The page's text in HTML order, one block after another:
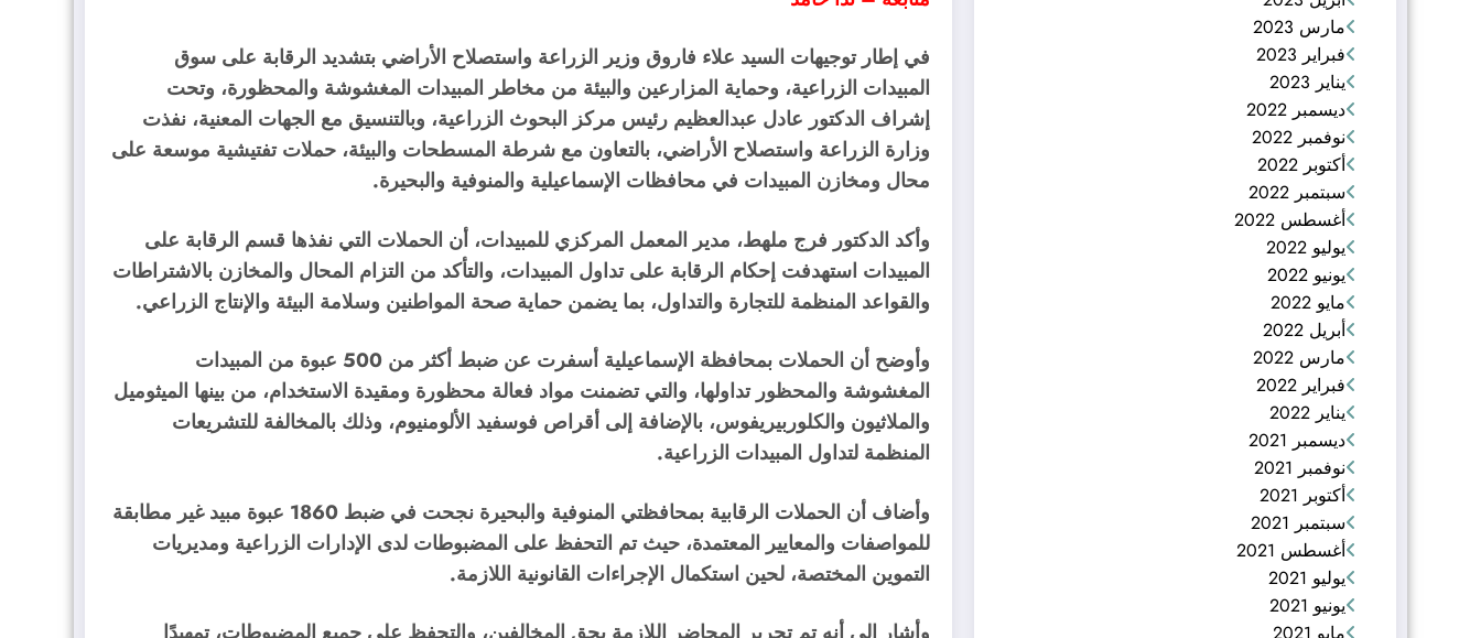
مارس 2023
فبراير 2023
يناير 2023
ديسمبر 2022
نوفمبر 2022
أكتوبر 2022
سبتمبر 2022
أغسطس 2022
يوليو 2022
يونيو 2022
مايو 2022
أبريل 2022
مارس 2022
فبراير 2022
يناير 2022
ديسمبر 2021
نوفمبر 2021
أكتوبر 2021
سبتمبر 2021
أغسطس 2021
يوليو 2021
يونيو 2021
في إطار توجيهات السيد علاء فاروق وزير الزراعة واستصلاح الأراضي بتشديد الرقابة على سوق
المبيدات الزراعية، وحماية المزارعين والبيئة من مخاطر المبيدات المغشوشة والمحظورة، وتحت
إشراف الدكتور عادل عبدالعظيم رئيس مركز البحوث الزراعية، وبالتنسيق مع الجهات المعنية، نفذت
وزارة الزراعة واستصلاح الأراضي، بالتعاون مع شرطة المسطحات والبيئة، حملات تفتيشية موسعة على
محال ومخازن المبيدات في محافظات الإسماعيلية والمنوفية والبحيرة.
وأكد الدكتور فرج ملهط، مدير المعمل المركزي للمبيدات، أن الحملات التي نفذها قسم الرقابة على
المبيدات استهدفت إحكام الرقابة على تداول المبيدات، والتأكد من التزام المحال والمخازن بالاشتراطات
والقواعد المنظمة للتجارة والتداول، بما يضمن حماية صحة المواطنين وسلامة البيئة والإنتاج الزراعي.
وأوضح أن الحملات بمحافظة الإسماعيلية أسفرت عن ضبط أكثر من 500 عبوة من المبيدات
المغشوشة والمحظور تداولها، والتي تضمنت مواد فعالة محظورة ومقيدة الاستخدام، من بينها الميثوميل
والملاثيون والكلوربيريفوس، بالإضافة إلى أقراص فوسفيد الألومنيوم، وذلك بالمخالفة للتشريعات
المنظمة لتداول المبيدات الزراعية.
وأضاف أن الحملات الرقابية بمحافظتي المنوفية والبحيرة نجحت في ضبط 1860 عبوة مبيد غير مطابقة
للمواصفات والمعايير المعتمدة، حيث تم التحفظ على المضبوطات لدى الإدارات الزراعية ومديريات
التموين المختصة، لحين استكمال الإجراءات القانونية اللازمة.